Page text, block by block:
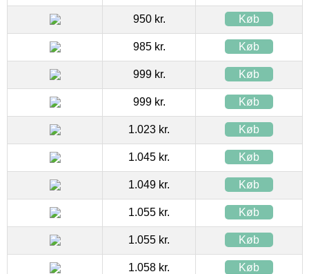
950 kr. Køb
985 kr. Køb
999 kr. Køb
999 kr. Køb
1.023 kr. Køb
1.045 kr. Køb
1.049 kr. Køb
1.055 kr. Køb
1.055 kr. Køb
1.058 kr. Køb